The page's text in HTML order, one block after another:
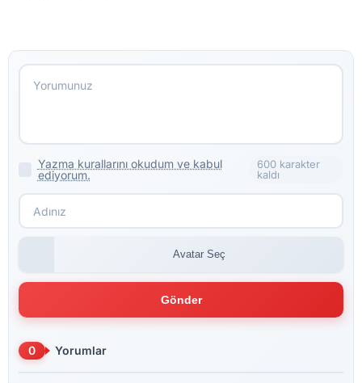
Yazma kurallarını okudum ve kabul
ediyorum.
600 karakter
kaldı
Avatar Seç
Gönder
0 Yorumlar